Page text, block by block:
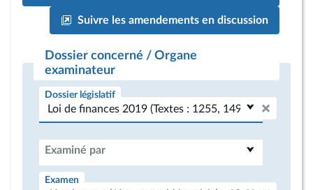
Suivre les amendements en discussion
Dossier concerné / Organe
examinateur
Dossier législatif
Examiné par
Examen